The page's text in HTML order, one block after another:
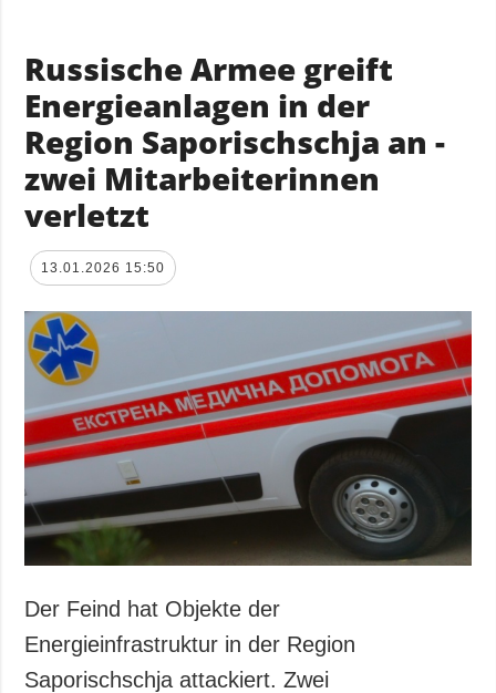
Russische Armee greift
Energieanlagen in der
Region Saporischschja an -
zwei Mitarbeiterinnen
verletzt
13.01.2026 15:50
Der Feind hat Objekte der
Energieinfrastruktur in der Region
Saporischschja attackiert. Zwei